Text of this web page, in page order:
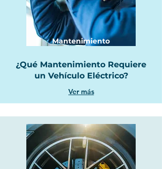
Mantenimiento
¿Qué Mantenimiento Requiere
un Vehículo Eléctrico?
Ver más